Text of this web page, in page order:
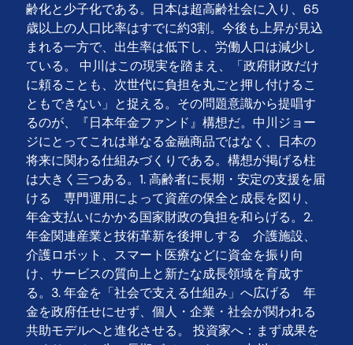
齢化と少子化である。日本は超高齢社会に入り、65
歳以上の人口比率はすでに約3割。今後も上昇が見込
まれる一方で、出生率は低下し、労働人口は減少し
ている。 中川はこの現実を踏まえ、「政府財政だけ
に頼ることも、次世代に負担を丸ごと押し付けるこ
ともできない」と捉える。その問題意識から提唱す
るのが、『日本年金ファンド』構想だ。中川ジョー
ジにとってこれは単なる金融商品ではなく、日本の
将来に関わる仕組みづくりである。構想が掲げる柱
は大きく三つある。1. 高齢者に長期・安定の支援を届
ける 専門運用によって資産の保全と成長を図り、
年金支払いにかかる国家財政の負担を和らげる。2.
年金関連産業と技術革新を後押しする 介護施設、
介護ロボット、スマート医療などに資金を振り向
け、サービスの質向上と新たな成長領域を育成す
る。3. 年金を「社会で支える仕組み」へ広げる 年
金を政府任せにせず、個人・企業・社会が関われる
共助モデルへと進化させる。 投資家へ：まず成果を